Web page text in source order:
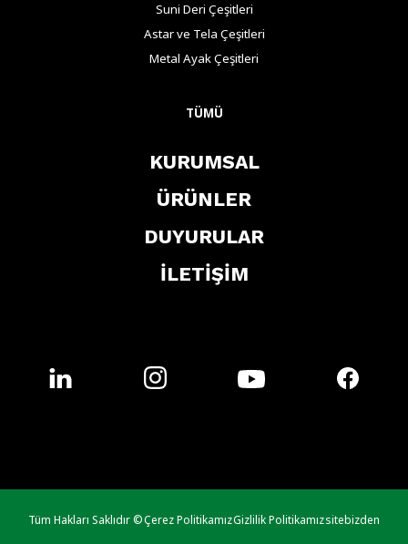
Suni Deri Çeşitleri
Astar ve Tela Çeşitleri
Metal Ayak Çeşitleri
TÜMÜ
KURUMSAL
ÜRÜNLER
DUYURULAR
İLETİŞİM
Tüm Hakları Saklıdır ©Çerez PolitikamızGizlilik Politikamızsitebizden